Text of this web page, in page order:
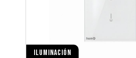
ILUMINACIÓN